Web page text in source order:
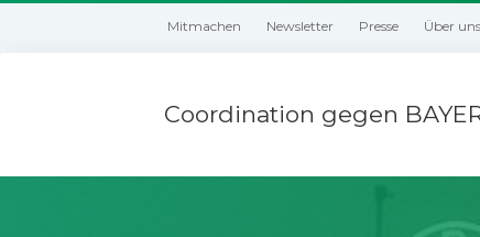
Mitmachen Newsletter Presse Über uns
Coordination gegen